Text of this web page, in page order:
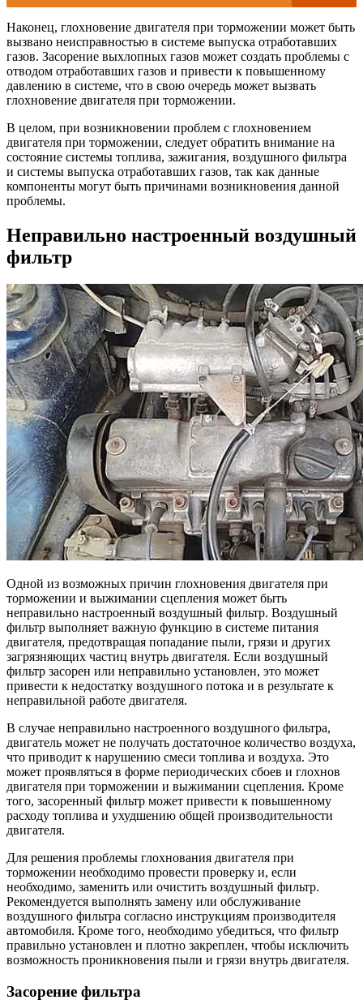
Наконец, глохновение двигателя при торможении может быть
вызвано неисправностью в системе выпуска отработавших
газов. Засорение выхлопных газов может создать проблемы с
отводом отработавших газов и привести к повышенному
давлению в системе, что в свою очередь может вызвать
глохновение двигателя при торможении.
В целом, при возникновении проблем с глохновением
двигателя при торможении, следует обратить внимание на
состояние системы топлива, зажигания, воздушного фильтра
и системы выпуска отработавших газов, так как данные
компоненты могут быть причинами возникновения данной
проблемы.
Неправильно настроенный воздушный
фильтр
Одной из возможных причин глохновения двигателя при
торможении и выжимании сцепления может быть
неправильно настроенный воздушный фильтр. Воздушный
фильтр выполняет важную функцию в системе питания
двигателя, предотвращая попадание пыли, грязи и других
загрязняющих частиц внутрь двигателя. Если воздушный
фильтр засорен или неправильно установлен, это может
привести к недостатку воздушного потока и в результате к
неправильной работе двигателя.
В случае неправильно настроенного воздушного фильтра,
двигатель может не получать достаточное количество воздуха,
что приводит к нарушению смеси топлива и воздуха. Это
может проявляться в форме периодических сбоев и глохнов
двигателя при торможении и выжимании сцепления. Кроме
того, засоренный фильтр может привести к повышенному
расходу топлива и ухудшению общей производительности
двигателя.
Для решения проблемы глохнования двигателя при
торможении необходимо провести проверку и, если
необходимо, заменить или очистить воздушный фильтр.
Рекомендуется выполнять замену или обслуживание
воздушного фильтра согласно инструкциям производителя
автомобиля. Кроме того, необходимо убедиться, что фильтр
правильно установлен и плотно закреплен, чтобы исключить
возможность проникновения пыли и грязи внутрь двигателя.
Засорение фильтра